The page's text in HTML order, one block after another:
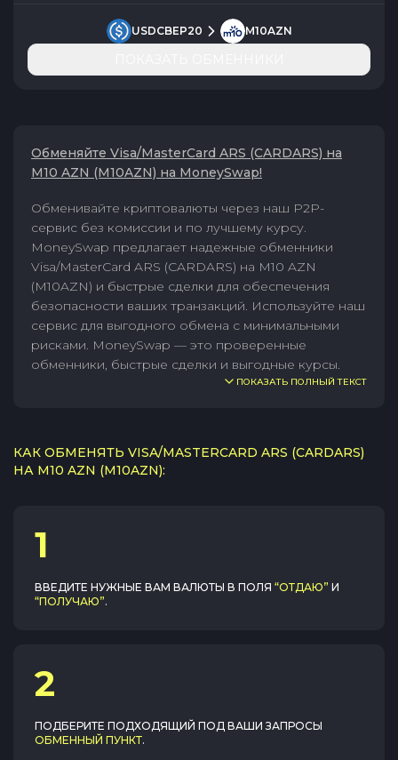
USDCBEP20 M10AZN
Обменяйте Visa/MasterCard ARS (CARDARS) на
M10 AZN (M10AZN) на MoneySwap!
Обменивайте криптовалюты через наш P2P-
сервис без комиссии и по лучшему курсу.
MoneySwap предлагает надежные обменники
Visa/MasterCard ARS (CARDARS) на M10 AZN
(M10AZN) и быстрые сделки для обеспечения
безопасности ваших транзакций. Используйте наш
сервис для выгодного обмена с минимальными
рисками. MoneySwap — это проверенные
обменники, быстрые сделки и выгодные курсы.
ПОКАЗАТЬ ПОЛНЫЙ ТЕКСТ
КАК ОБМЕНЯТЬ VISA/MASTERCARD ARS (CARDARS)
НА M10 AZN (M10AZN):
1
ВВЕДИТЕ НУЖНЫЕ ВАМ ВАЛЮТЫ В ПОЛЯ “ОТДАЮ” И
“ПОЛУЧАЮ”.
2
ПОДБЕРИТЕ ПОДХОДЯЩИЙ ПОД ВАШИ ЗАПРОСЫ
ОБМЕННЫЙ ПУНКТ.